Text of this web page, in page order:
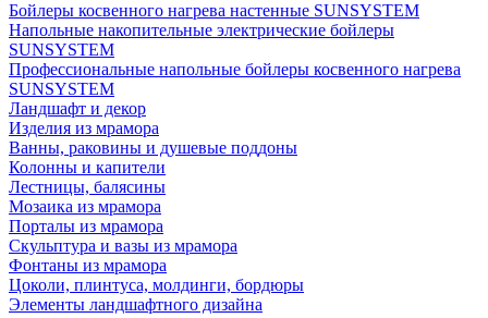
Бойлеры косвенного нагрева настенные SUNSYSTEM
Напольные накопительные электрические бойлеры
SUNSYSTEM
Профессиональные напольные бойлеры косвенного нагрева
SUNSYSTEM
Ландшафт и декор
Изделия из мрамора
Ванны, раковины и душевые поддоны
Колонны и капители
Лестницы, балясины
Мозаика из мрамора
Порталы из мрамора
Скульптура и вазы из мрамора
Фонтаны из мрамора
Цоколи, плинтуса, молдинги, бордюры
Элементы ландшафтного дизайна